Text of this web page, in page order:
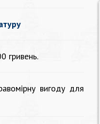
гривень.
вигоду для